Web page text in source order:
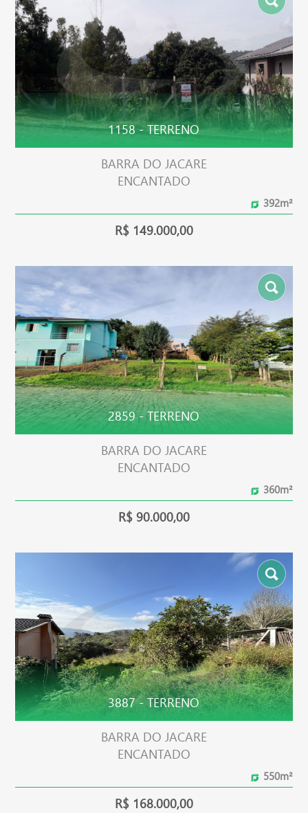
1158 - TERRENO
BARRA DO JACARE
ENCANTADO
392m²
R$ 149.000,00
2859 - TERRENO
BARRA DO JACARE
ENCANTADO
360m²
R$ 90.000,00
3887 - TERRENO
BARRA DO JACARE
ENCANTADO
550m²
R$ 168.000,00